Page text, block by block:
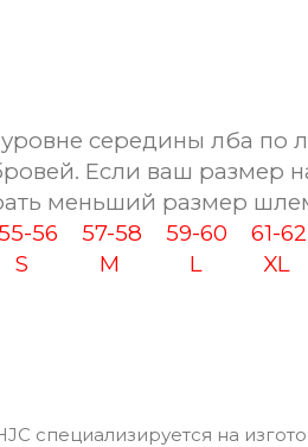
середины лба по
Если ваш размер
меньший размер
56 57-58 59-60 61-62
S M L XL
специализируется на